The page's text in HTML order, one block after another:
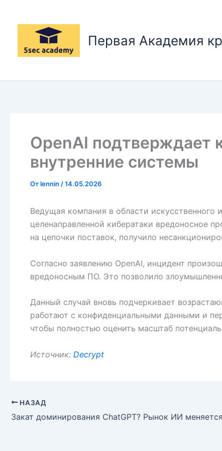
содержимому
Первая Академия
OpenAI подтверждает
внутренние системы
Отlennin /14.05.2026
Ведущая компания в области искусственного
целенаправленной кибератаки вредоносное
на цепочки поставок, получило
Согласно заявлению OpenAI, инцидент
вредоносным ПО. Это позволило
Данный случай вновь подчеркивает
работают с конфиденциальными данными и
чтобы полностью оценить масштаб
Источник: Decrypt
НАЗАД
Закат доминирования ChatGPT? Рынок ИИ меняется